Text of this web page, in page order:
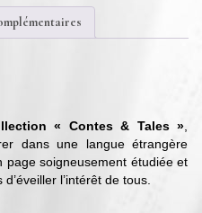
« Contes & Tales »
dans une langue étrangère
page soigneusement étudiée et
l’intérêt de tous.